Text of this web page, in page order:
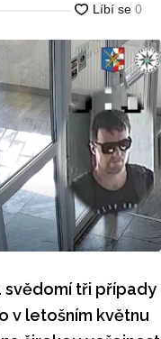
svědomí tři případy
v letošním květnu